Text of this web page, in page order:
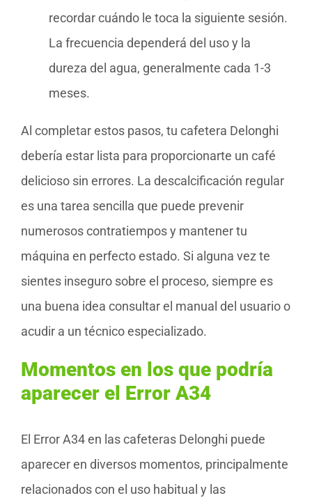
recordar cuándo le toca la siguiente sesión.
La frecuencia dependerá del uso y la
dureza del agua, generalmente cada 1-3
meses.
Al completar estos pasos, tu cafetera Delonghi
debería estar lista para proporcionarte un café
delicioso sin errores. La descalcificación regular
es una tarea sencilla que puede prevenir
numerosos contratiempos y mantener tu
máquina en perfecto estado. Si alguna vez te
sientes inseguro sobre el proceso, siempre es
una buena idea consultar el manual del usuario o
acudir a un técnico especializado.
Momentos en los que podría
aparecer el Error A34
El Error A34 en las cafeteras Delonghi puede
aparecer en diversos momentos, principalmente
relacionados con el uso habitual y las